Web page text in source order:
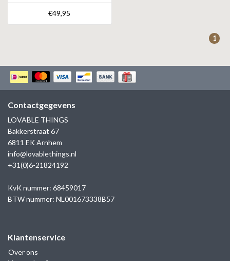
€49,95
1
Contactgegevens
LOVABLE THINGS
Bakkerstraat 67
6811 EK Arnhem
info@lovablethings.nl
+31(0)6-21824192
KvK nummer: 68459017
BTW nummer: NL001673338B57
Klantenservice
Over ons